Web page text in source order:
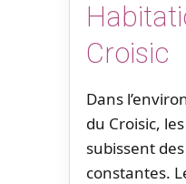
Croisic
Dans
du Croisic,
subissent
constantes.